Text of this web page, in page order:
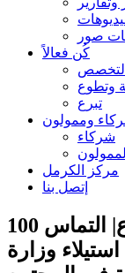
صور
كُن فعالاً
وتطوع
تبرع
وممولون
شركاء
الممولون
مركز الكرمل
إتصل بنا
100 مليون شيكل مهددة بالاقتطاع| التماس
وزارة